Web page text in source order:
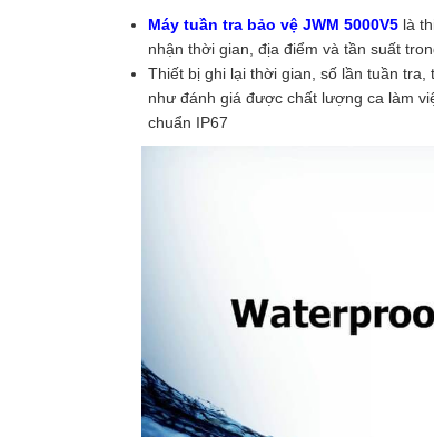
Máy tuần tra bảo vệ JWM 5000V5 là
nhận thời gian, địa điểm và tần suất
Thiết bị ghi lại thời gian, số lần tuần
như đánh giá được chất lượng ca làm
chuẩn IP67